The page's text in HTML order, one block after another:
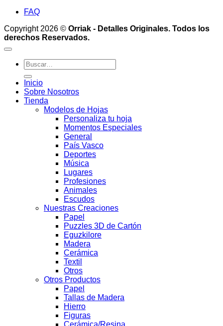
FAQ
Copyright 2026 © Orriak - Detalles Originales. Todos los
derechos Reservados.
Buscar
por:
Inicio
Sobre Nosotros
Tienda
Modelos de Hojas
Personaliza tu hoja
Momentos Especiales
General
País Vasco
Deportes
Música
Lugares
Profesiones
Animales
Escudos
Nuestras Creaciones
Papel
Puzzles 3D de Cartón
Eguzkilore
Madera
Cerámica
Textil
Otros
Otros Productos
Papel
Tallas de Madera
Hierro
Figuras